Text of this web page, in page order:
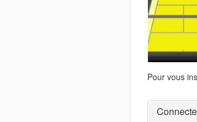
Pour vous